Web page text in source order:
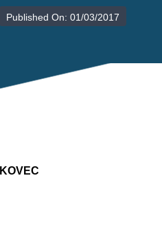
Published On: 01/03/2017